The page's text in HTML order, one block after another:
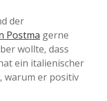
der
Postma gerne
wollte, dass
ein italienischer
warum er positiv